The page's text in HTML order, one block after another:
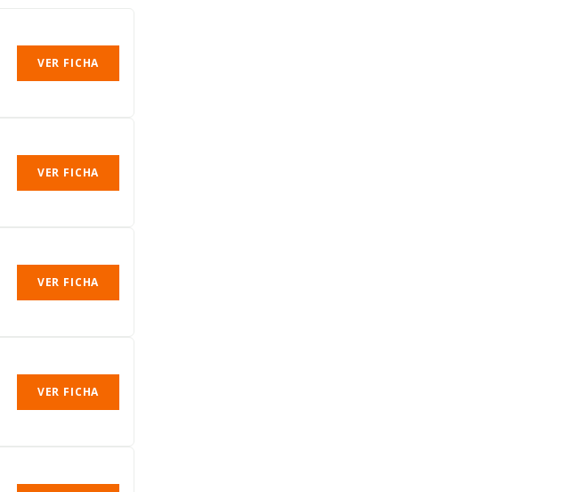
VER FICHA
VER FICHA
VER FICHA
VER FICHA